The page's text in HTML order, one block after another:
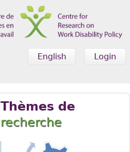
Login
English
Thèmes de
recherche